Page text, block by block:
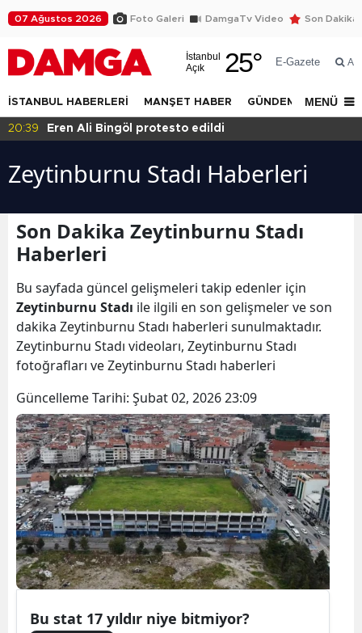
07 Ağustos 2026 Foto Galeri DamgaTv Video Son Dakika
İstanbul
Açık
25° E-Gazete Ara
İSTANBUL HABERLERİ MANŞET HABER GÜNDEM DÜNYA
MENÜ
20:39 Eren Ali Bingöl protesto edildi
Zeytinburnu Stadı Haberleri
Son Dakika Zeytinburnu Stadı
Haberleri
Bu sayfada güncel gelişmeleri takip edenler için
Zeytinburnu Stadı ile ilgili en son gelişmeler ve son
dakika Zeytinburnu Stadı haberleri sunulmaktadır.
Zeytinburnu Stadı videoları, Zeytinburnu Stadı
fotoğrafları ve Zeytinburnu Stadı haberleri
Güncelleme Tarihi: Şubat 02, 2026 23:09
Bu stat 17 yıldır niye bitmiyor?